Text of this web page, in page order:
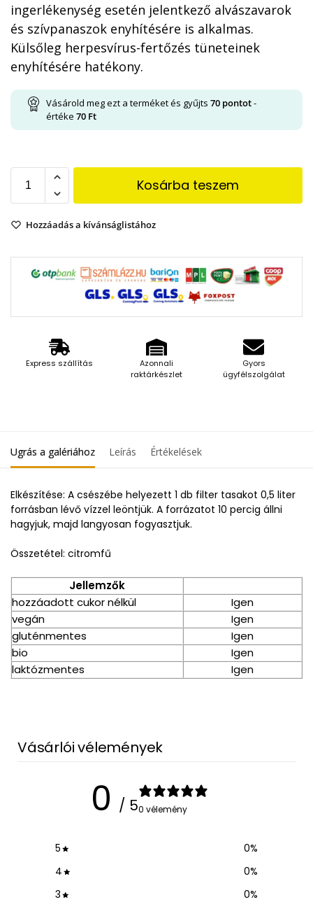
ingerlékenység esetén jelentkező alvászavarok
és szívpanaszok enyhítésére is alkalmas.
Külsőleg herpesvírus-fertőzés tüneteinek
enyhítésére hatékony.
Vásárold meg ezt a terméket és gyűjts 70 pontot-
értéke 70 Ft
Kosárba teszem
Hozzáadás a kívánságlistához
Express szállítás
Azonnali
raktárkészlet
Gyors
ügyfélszolgálat
Ugrás a galériához Leírás Értékelések
Elkészítése: A csészébe helyezett 1 db filter tasakot 0,5 liter
forrásban lévő vízzel leöntjük. A forrázatot 10 percig állni
hagyjuk, majd langyosan fogyasztjuk.
Összetétel: citromfű
Jellemzők
hozzáadott cukor nélkül
Igen
vegán
Igen
gluténmentes
Igen
bio
Igen
laktózmentes
Igen
Vásárlói vélemények
0 / 50 vélemény
5 0%
4
0%
3
0%